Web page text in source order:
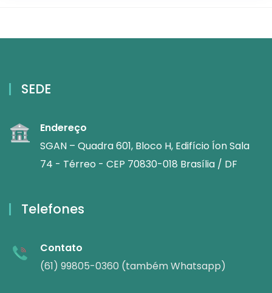
SEDE
Endereço
SGAN – Quadra 601, Bloco H, Edifício Íon Sala
74 - Térreo - CEP 70830-018 Brasília / DF
Telefones
Contato
(61) 99805-0360 (também Whatsapp)